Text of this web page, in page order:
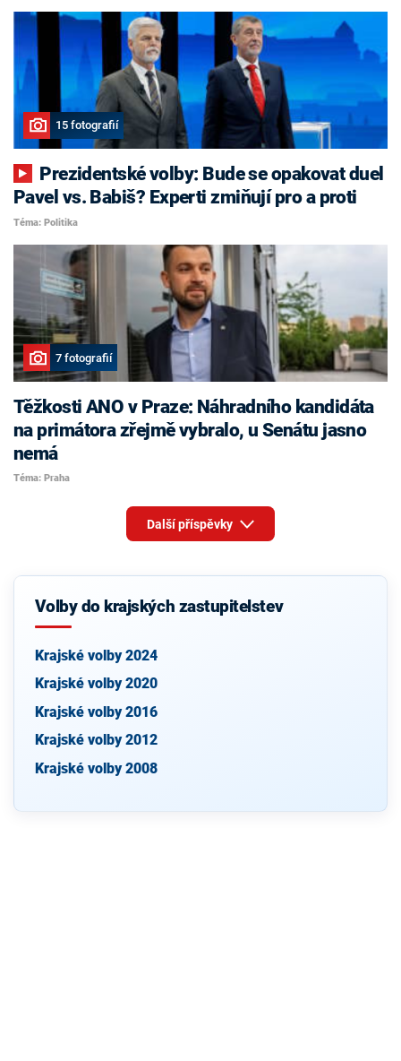
15 fotografií
Pavel vs. Babiš? Experti zmiňují pro a proti
Téma: Politika
7 fotografií
Těžkosti ANO v Praze: Náhradního kandidáta
na primátora zřejmě vybralo, u Senátu jasno
nemá
Téma: Praha
Další příspěvky
Volby do krajských zastupitelstev
Krajské volby 2024
Krajské volby 2020
Krajské volby 2016
Krajské volby 2012
Krajské volby 2008